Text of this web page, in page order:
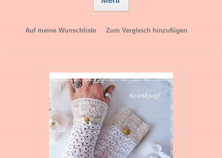
Auf meine Wunschliste Zum Vergleich hinzufügen